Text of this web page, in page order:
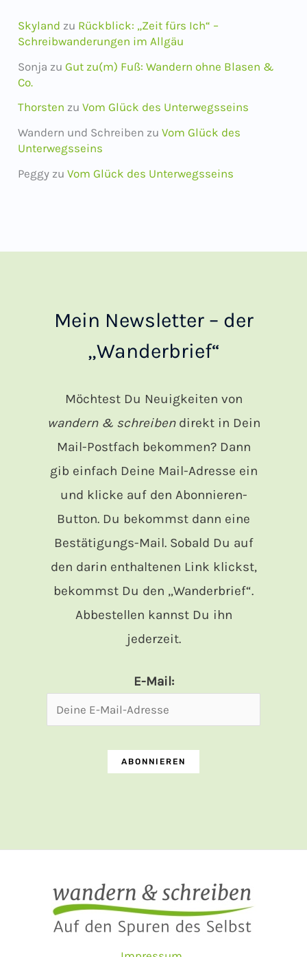
Skyland zu Rückblick: „Zeit fürs Ich“ –
Schreibwanderungen im Allgäu
Sonja zuGut zu(m) Fuß: Wandern ohne Blasen &
Co.
Thorsten zuVom Glück des Unterwegsseins
Wandern und Schreiben zuVom Glück des
Unterwegsseins
Peggy zuVom Glück des Unterwegsseins
Mein Newsletter – der
„Wanderbrief“
Möchtest Du Neuigkeiten von
wandern & schreibendirekt in Dein
Mail-Postfach bekommen? Dann
gib einfach Deine Mail-Adresse ein
und klicke auf den Abonnieren-
Button. Du bekommst dann eine
Bestätigungs-Mail. Sobald Du auf
den darin enthaltenen Link klickst,
bekommst Du den „Wanderbrief“.
Abbestellen kannst Du ihn
jederzeit.
E-Mail: